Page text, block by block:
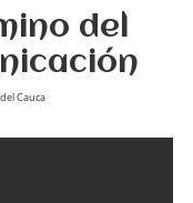
del
Cauca